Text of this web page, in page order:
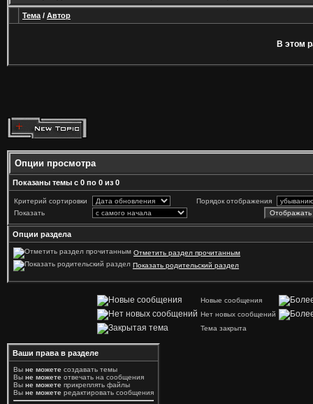
Тема / Автор
В этом
Опции просмотра
Показаны темы с 0 по 0 из 0
Критерий сортировки
Порядок отображения
Показать
Опции раздела
Отметить раздел прочитанным
Показать родительский раздел
Новые сообщения
Нет новых сообщений
Тема закрыта
Ваши права в разделе
Вы не можете создавать темы
Вы не можете отвечать на сообщения
Вы не можете прикреплять файлы
Вы не можете редактировать сообщения